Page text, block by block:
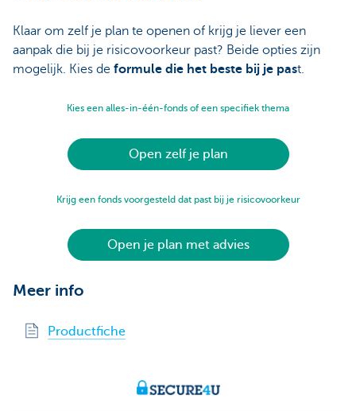
Klaar om zelf je plan te openen of krijg je liever een
aanpak die bij je risicovoorkeur past? Beide opties zijn
mogelijk. Kies de formule die het beste bij je past.
Kies een alles-in-één-fonds of een specifiek thema
Open zelf je plan
Krijg een fonds voorgesteld dat past bij je risicovoorkeur
Open je plan met advies
Meer info
Productfiche